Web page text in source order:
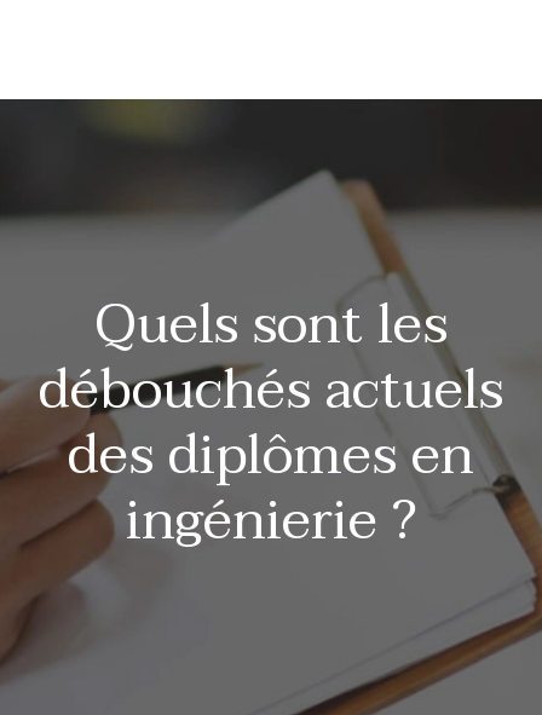
Quels sont les
débouchés actuels
des diplômes en
ingénierie ?